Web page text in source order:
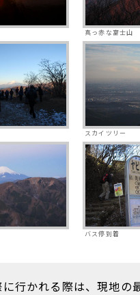
真っ赤な富士山
スカイツリー
バス停到着
に行かれる際は、現地の